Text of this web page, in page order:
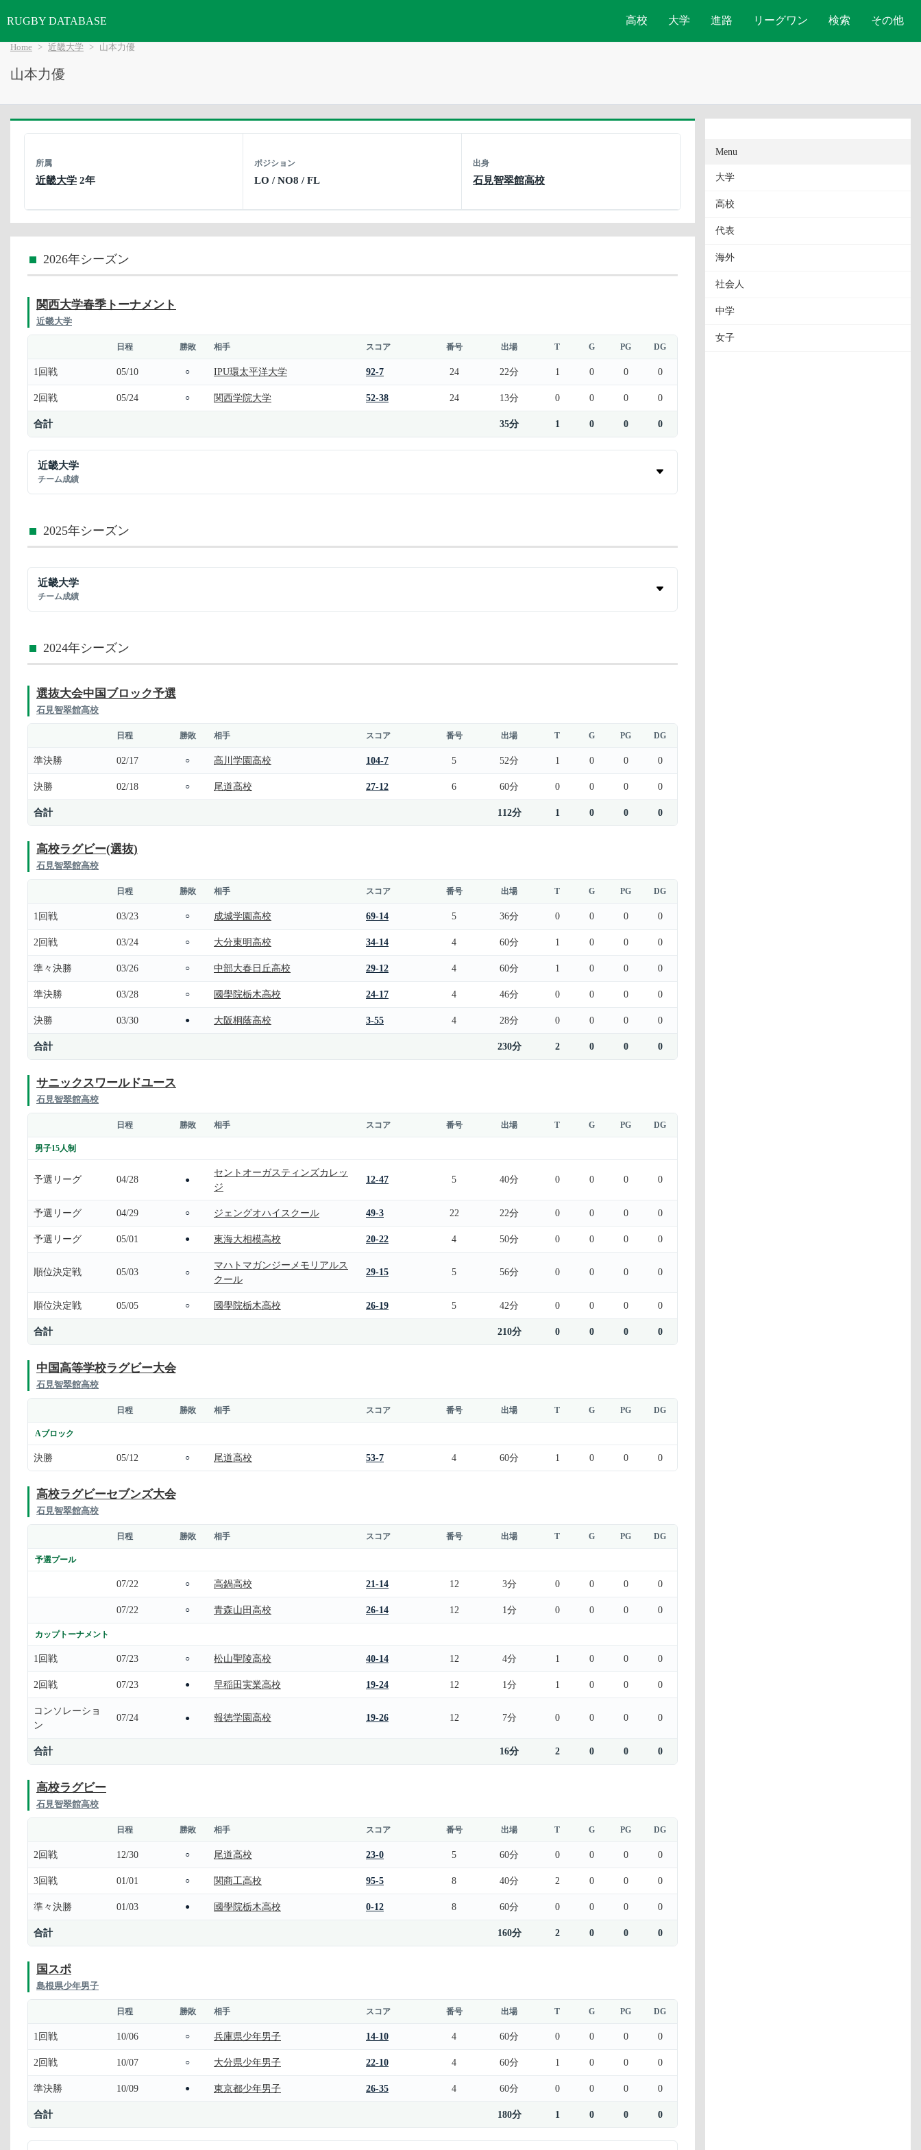
RUGBY DATABASE 高校 大学 進路 リーグワン 検索 その他
Home 近畿大学 山本力優
山本力優
所属
近畿大学 2年
ポジション
LO / NO8 / FL
出身
石見智翠館高校
2026年シーズン
関西大学春季トーナメント
近畿大学
日程 勝敗 相手 スコア 番号 出場 T G PG DG
1回戦 05/10 ○ IPU環太平洋大学 92-7 24 22分 1 0 0 0
2回戦 05/24 ○ 関西学院大学 52-38 24 13分 0 0 0 0
合計 35分 1 0 0 0
近畿大学
チーム成績
2025年シーズン
近畿大学
チーム成績
2024年シーズン
選抜大会中国ブロック予選
石見智翠館高校
日程 勝敗 相手 スコア 番号 出場 T G PG DG
準決勝 02/17 ○ 高川学園高校 104-7 5 52分 1 0 0 0
決勝 02/18 ○ 尾道高校 27-12 6 60分 0 0 0 0
合計 112分 1 0 0 0
高校ラグビー(選抜)
石見智翠館高校
日程 勝敗 相手 スコア 番号 出場 T G PG DG
1回戦 03/23 ○ 成城学園高校 69-14 5 36分 0 0 0 0
2回戦 03/24 ○ 大分東明高校 34-14 4 60分 1 0 0 0
準々決勝 03/26 ○ 中部大春日丘高校 29-12 4 60分 1 0 0 0
準決勝 03/28 ○ 國學院栃木高校 24-17 4 46分 0 0 0 0
決勝 03/30 ● 大阪桐蔭高校 3-55 4 28分 0 0 0 0
合計 230分 2 0 0 0
サニックスワールドユース
石見智翠館高校
日程 勝敗 相手 スコア 番号 出場 T G PG DG
男子15人制
予選リーグ 04/28 ●
セントオーガスティンズカレッ
ジ
12-47 5 40分 0 0 0 0
予選リーグ 04/29 ○ ジェングオハイスクール 49-3 22 22分 0 0 0 0
予選リーグ 05/01 ● 東海大相模高校 20-22 4 50分 0 0 0 0
順位決定戦 05/03 ○
マハトマガンジーメモリアルス
クール
29-15 5 56分 0 0 0 0
順位決定戦 05/05 ○ 國學院栃木高校 26-19 5 42分 0 0 0 0
合計 210分 0 0 0 0
中国高等学校ラグビー大会
石見智翠館高校
日程 勝敗 相手 スコア 番号 出場 T G PG DG
Aブロック
決勝 05/12 ○ 尾道高校 53-7 4 60分 1 0 0 0
高校ラグビーセブンズ大会
石見智翠館高校
日程 勝敗 相手 スコア 番号 出場 T G PG DG
予選プール
07/22 ○ 高鍋高校 21-14 12 3分 0 0 0 0
07/22 ○ 青森山田高校 26-14 12 1分 0 0 0 0
カップトーナメント
1回戦 07/23 ○ 松山聖陵高校 40-14 12 4分 1 0 0 0
2回戦 07/23 ● 早稲田実業高校 19-24 12 1分 1 0 0 0
コンソレーショ
ン
07/24 ● 報徳学園高校 19-26 12 7分 0 0 0 0
合計 16分 2 0 0 0
高校ラグビー
石見智翠館高校
日程 勝敗 相手 スコア 番号 出場 T G PG DG
2回戦 12/30 ○ 尾道高校 23-0 5 60分 0 0 0 0
3回戦 01/01 ○ 関商工高校 95-5 8 40分 2 0 0 0
準々決勝 01/03 ● 國學院栃木高校 0-12 8 60分 0 0 0 0
合計 160分 2 0 0 0
国スポ
島根県少年男子
日程 勝敗 相手 スコア 番号 出場 T G PG DG
1回戦 10/06 ○ 兵庫県少年男子 14-10 4 60分 0 0 0 0
2回戦 10/07 ○ 大分県少年男子 22-10 4 60分 1 0 0 0
準決勝 10/09 ● 東京都少年男子 26-35 4 60分 0 0 0 0
合計 180分 1 0 0 0
Menu
大学
高校
代表
海外
社会人
中学
女子